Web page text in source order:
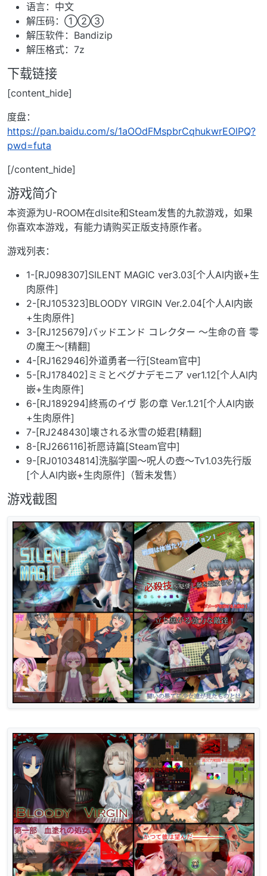
语言：中文
解压码：①②③
解压软件：Bandizip
解压格式：7z
下载链接
[content_hide]
度盘：
https://pan.baidu.com/s/1aOOdFMspbrCqhukwrEOlPQ?
pwd=futa
[/content_hide]
游戏简介
本资源为U-ROOM在dlsite和Steam发售的九款游戏，如果
你喜欢本游戏，有能力请购买正版支持原作者。
游戏列表：
1-[RJ098307]SILENT MAGIC ver3.03[个人AI内嵌+生
肉原件]
2-[RJ105323]BLOODY VIRGIN Ver.2.04[个人AI内嵌
+生肉原件]
3-[RJ125679]バッドエンド コレクター ～生命の音 零
の魔王～[精翻]
4-[RJ162946]外道勇者一行[Steam官中]
5-[RJ178402]ミミとベグナデモニア ver1.12[个人AI内
嵌+生肉原件]
6-[RJ189294]終焉のイヴ 影の章 Ver.1.21[个人AI内嵌
+生肉原件]
7-[RJ248430]壊される氷雪の姫君[精翻]
8-[RJ266116]祈愿诗篇[Steam官中]
9-[RJ01034814]洗脳学園～呪人の壺～Tv1.03先行版
[个人AI内嵌+生肉原件]（暂未发售）
游戏截图